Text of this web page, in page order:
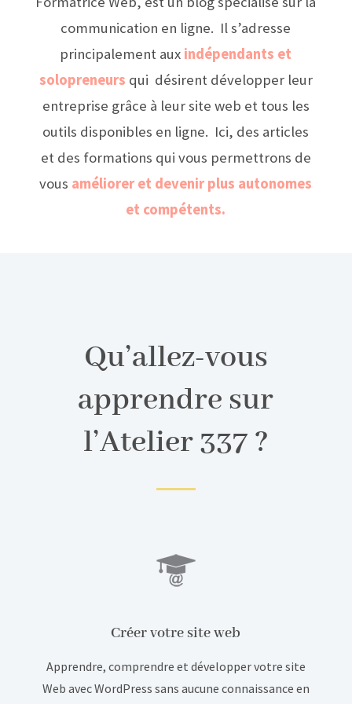
communication en ligne. Il s’adresse
principalement aux indépendants et
solopreneurs qui désirent développer leur
entreprise grâce à leur site web et tous les
outils disponibles en ligne. Ici, des articles
et des formations qui vous permettrons de
vous améliorer et devenir plus autonomes
et compétents.
Qu’allez-vous
apprendre sur
l’Atelier 337 ?
Créer votre site web
Apprendre, comprendre et développer votre site
Web avec WordPress sans aucune connaissance en